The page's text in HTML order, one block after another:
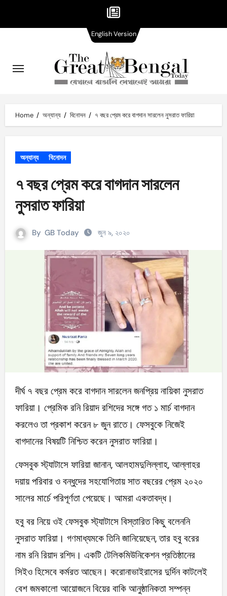
content
Home অন্যান্য বিনোদন ৭ বছর প্রেম করে বাগদান সারলেন নুসরাত ফারিয়া
অন্যান্য বিনোদন
৭ বছর প্রেম করে বাগদান সারলেন
নুসরাত ফারিয়া
By GB Today জুন ৯, ২০২০
দীর্ঘ ৭ বছর প্রেম করে বাগদান সারলেন জনপ্রিয় নায়িকা নুসরাত
ফারিয়া। প্রেমিক রনি রিয়াদ রশিদের সঙ্গে গত ১ মার্চ বাগদান
করলেও তা প্রকাশ করেন ৮ জুন রাতে। ফেসবুকে নিজেই
বাগদানের বিষয়টি নিশ্চিত করেন নুসরাত ফারিয়া।
ফেসবুক স্ট্যাটাসে ফারিয়া জানান, আলহামদুলিল্লাহ, আল্লাহর
দয়ায় পরিবার ও বন্ধুদের সহযোগিতায় সাত বছরের প্রেম ২০২০
সালের মার্চে পরিপূর্ণতা পেয়েছে। আমরা একতাবদ্ধ।
হবু বর নিয়ে ওই ফেসবুক স্ট্যাটাসে বিস্তারিত কিছু বলেননি
নুসরাত ফারিয়া। গণমাধ্যমকে তিনি জানিয়েছেন, তার হবু বরের
নাম রনি রিয়াদ রশিদ। একটি টেলিকমিউনিকেশন প্রতিষ্ঠানের
সিইও হিসেবে কর্মরত আছেন। করোনাভাইরাসের দুর্দিন কাটলেই
বেশ জমকালো আয়োজনে বিয়ের বাকি আনুষ্ঠানিকতা সম্পন্ন
English VersionVersion